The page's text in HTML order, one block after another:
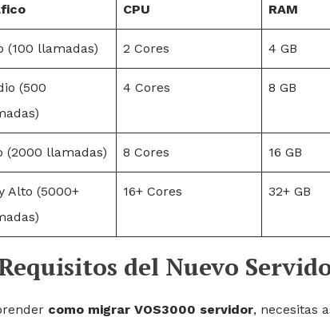
CPU RAM
(100 llamadas) 2 Cores 4 GB
(500
4 Cores 8 GB
(2000 llamadas) 8 Cores 16 GB
Alto (5000+
16+ Cores 32+ GB
del Nuevo
como migrar VOS3000 servidor, necesitas